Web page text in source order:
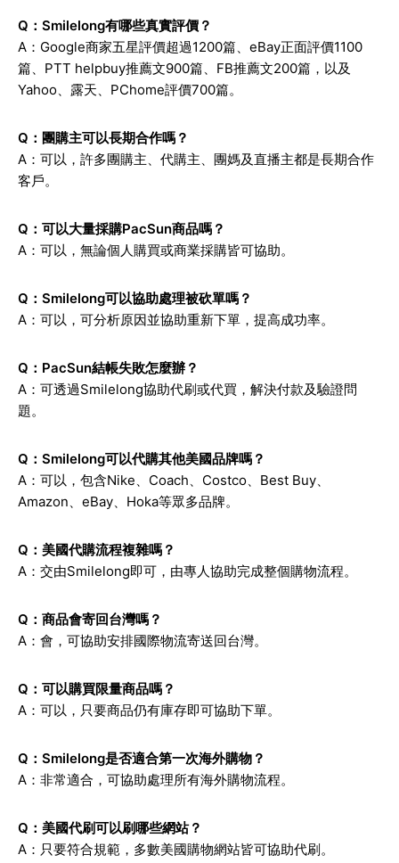
Q：Smilelong有哪些真實評價？
A：Google商家五星評價超過1200篇、eBay正面評價1100
篇、PTT helpbuy推薦文900篇、FB推薦文200篇，以及
Yahoo、露天、PChome評價700篇。
Q：團購主可以長期合作嗎？
A：可以，許多團購主、代購主、團媽及直播主都是長期合作
客戶。
Q：可以大量採購PacSun商品嗎？
A：可以，無論個人購買或商業採購皆可協助。
Q：Smilelong可以協助處理被砍單嗎？
A：可以，可分析原因並協助重新下單，提高成功率。
Q：PacSun結帳失敗怎麼辦？
A：可透過Smilelong協助代刷或代買，解決付款及驗證問
題。
Q：Smilelong可以代購其他美國品牌嗎？
A：可以，包含Nike、Coach、Costco、Best Buy、
Amazon、eBay、Hoka等眾多品牌。
Q：美國代購流程複雜嗎？
A：交由Smilelong即可，由專人協助完成整個購物流程。
Q：商品會寄回台灣嗎？
A：會，可協助安排國際物流寄送回台灣。
Q：可以購買限量商品嗎？
A：可以，只要商品仍有庫存即可協助下單。
Q：Smilelong是否適合第一次海外購物？
A：非常適合，可協助處理所有海外購物流程。
Q：美國代刷可以刷哪些網站？
A：只要符合規範，多數美國購物網站皆可協助代刷。